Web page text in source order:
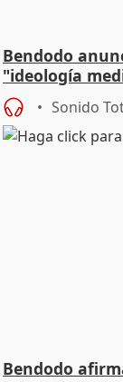
Bendodo
"ideología
playas
Sonido
Bendodo